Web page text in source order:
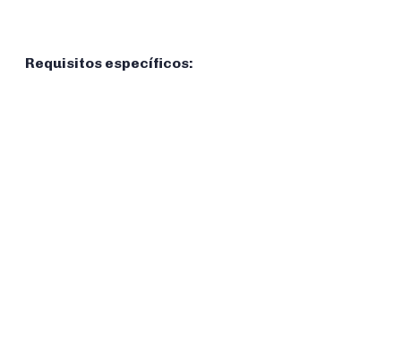
Requisitos específicos: